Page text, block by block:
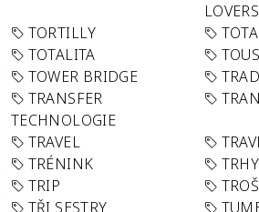
LOVERS
TORTILLY
TOTALITA
TOWER BRIDGE
TRANSFER
TECHNOLOGIE
TRAVEL
TRÉNINK
TRHY
TRIP
TŘI SESTRY